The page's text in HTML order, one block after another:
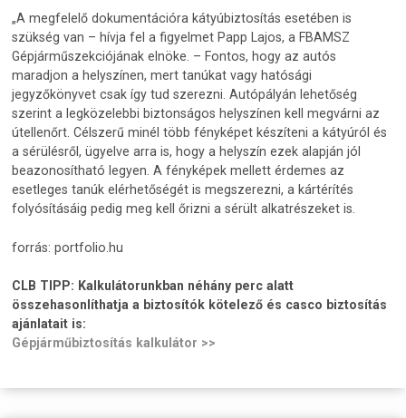
„A megfelelő dokumentációra kátyúbiztosítás esetében is
szükség van – hívja fel a figyelmet Papp Lajos, a FBAMSZ
Gépjárműszekciójának elnöke. – Fontos, hogy az autós
maradjon a helyszínen, mert tanúkat vagy hatósági
jegyzőkönyvet csak így tud szerezni. Autópályán lehetőség
szerint a legközelebbi biztonságos helyszínen kell megvárni az
útellenőrt. Célszerű minél több fényképet készíteni a kátyúról és
a sérülésről, ügyelve arra is, hogy a helyszín ezek alapján jól
beazonosítható legyen. A fényképek mellett érdemes az
esetleges tanúk elérhetőségét is megszerezni, a kártérítés
folyósításáig pedig meg kell őrizni a sérült alkatrészeket is.
forrás: portfolio.hu
CLB TIPP: Kalkulátorunkban néhány perc alatt
összehasonlíthatja a biztosítók kötelező és casco biztosítás
ajánlatait is:
Gépjárműbiztosítás kalkulátor >>